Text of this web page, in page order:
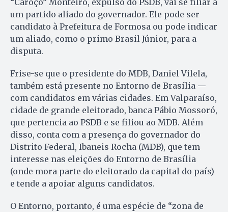
“Caroço” Monteiro, expulso do PSDB, vai se filiar a
um partido aliado do governador. Ele pode ser
candidato à Prefeitura de Formosa ou pode indicar
um aliado, como o primo Brasil Júnior, para a
disputa.
Frise-se que o presidente do MDB, Daniel Vilela,
também está presente no Entorno de Brasília —
com candidatos em várias cidades. Em Valparaíso,
cidade de grande eleitorado, banca Pábio Mossoró,
que pertencia ao PSDB e se filiou ao MDB. Além
disso, conta com a presença do governador do
Distrito Federal, Ibaneis Rocha (MDB), que tem
interesse nas eleições do Entorno de Brasília
(onde mora parte do eleitorado da capital do país)
e tende a apoiar alguns candidatos.
O Entorno, portanto, é uma espécie de “zona de